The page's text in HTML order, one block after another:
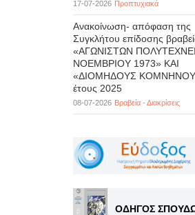
17-07-2026 Προπτυχιακά
Ανακοίνωση- απόφαση της
Συγκλήτου επίδοσης
«ΑΓΩΝΙΣΤΩΝ
ΝΟΕΜΒΡΙΟΥ 1973» ΚΑΙ
«ΔΙΟΜΗΔΟΥΣ
έτους 2025
08-07-2026 Βραβεία - Διακρίσεις
ΟΔΗΓΟΣ